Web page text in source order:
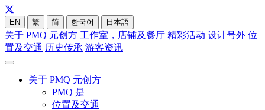
EN 繁 简 한국어 日本語
关于 PMQ 元创方 工作室，店铺及餐厅 精彩活动 设计号外 位
置及交通 历史传承 游客资讯
关于 PMQ 元创方
PMQ 是
位置及交通